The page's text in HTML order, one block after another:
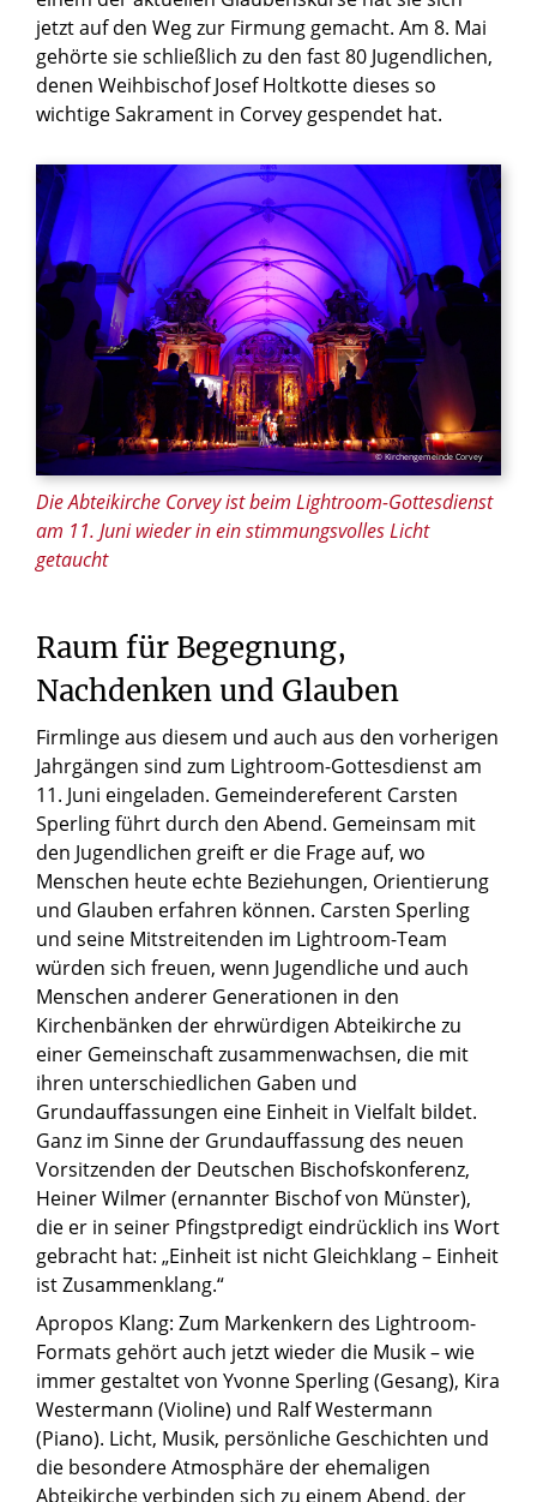
© Kirchengemeinde Corvey
Die Abteikirche Corvey ist beim Lightroom-Gottesdienst
am 11. Juni wieder in ein stimmungsvolles Licht
getaucht
jetzt auf den Weg zur Firmung gemacht. Am 8. Mai
gehörte sie schließlich zu den fast 80 Jugendlichen,
denen Weihbischof Josef Holtkotte dieses so
wichtige Sakrament in Corvey gespendet hat.
Raum für Begegnung,
Nachdenken und Glauben
Firmlinge aus diesem und auch aus den vorherigen
Jahrgängen sind zum Lightroom-Gottesdienst am
11. Juni eingeladen. Gemeindereferent Carsten
Sperling führt durch den Abend. Gemeinsam mit
den Jugendlichen greift er die Frage auf, wo
Menschen heute echte Beziehungen, Orientierung
und Glauben erfahren können. Carsten Sperling
und seine Mitstreitenden im Lightroom-Team
würden sich freuen, wenn Jugendliche und auch
Menschen anderer Generationen in den
Kirchenbänken der ehrwürdigen Abteikirche zu
einer Gemeinschaft zusammenwachsen, die mit
ihren unterschiedlichen Gaben und
Grundauffassungen eine Einheit in Vielfalt bildet.
Ganz im Sinne der Grundauffassung des neuen
Vorsitzenden der Deutschen Bischofskonferenz,
Heiner Wilmer (ernannter Bischof von Münster),
die er in seiner Pfingstpredigt eindrücklich ins Wort
gebracht hat: „Einheit ist nicht Gleichklang – Einheit
ist Zusammenklang.“
Apropos Klang: Zum Markenkern des Lightroom-
Formats gehört auch jetzt wieder die Musik – wie
immer gestaltet von Yvonne Sperling (Gesang), Kira
Westermann (Violine) und Ralf Westermann
(Piano). Licht, Musik, persönliche Geschichten und
die besondere Atmosphäre der ehemaligen
Abteikirche verbinden sich zu einem Abend, der